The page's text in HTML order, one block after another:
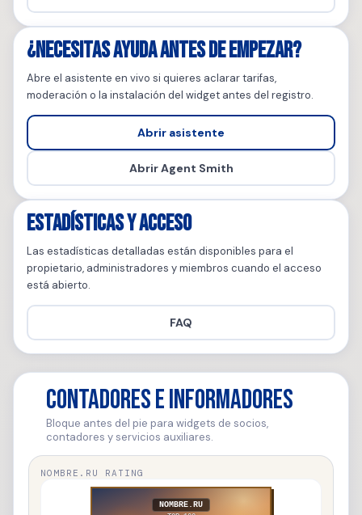
¿Necesitas ayuda antes de empezar?
Abre el asistente en vivo si quieres aclarar tarifas,
moderación o la instalación del widget antes del registro.
Abrir asistente
Abrir Agent Smith
Estadísticas y acceso
Las estadísticas detalladas están disponibles para el
propietario, administradores y miembros cuando el acceso
está abierto.
FAQ
Contadores e informadores
Bloque antes del pie para widgets de socios,
contadores y servicios auxiliares.
NOMBRE.RU RATING